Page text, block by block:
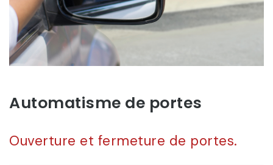
Automatisme de portes
Ouverture et fermeture de portes.